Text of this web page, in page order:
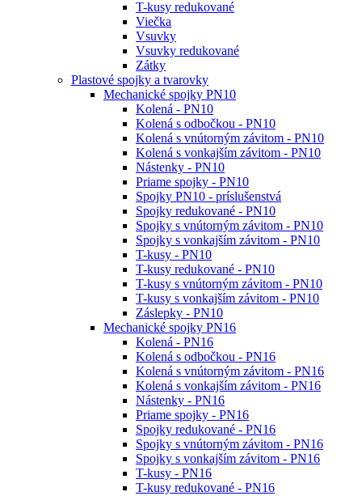
T-kusy redukované
Viečka
Vsuvky
Vsuvky redukované
Zátky
Plastové spojky a tvarovky
Mechanické spojky PN10
Kolená - PN10
Kolená s odbočkou - PN10
Kolená s vnútorným závitom - PN10
Kolená s vonkajším závitom - PN10
Nástenky - PN10
Priame spojky - PN10
Spojky PN10 - príslušenstvá
Spojky redukované - PN10
Spojky s vnútorným závitom - PN10
Spojky s vonkajším závitom - PN10
T-kusy - PN10
T-kusy redukované - PN10
T-kusy s vnútorným závitom - PN10
T-kusy s vonkajším závitom - PN10
Záslepky - PN10
Mechanické spojky PN16
Kolená - PN16
Kolená s odbočkou - PN16
Kolená s vnútorným závitom - PN16
Kolená s vonkajším závitom - PN16
Nástenky - PN16
Priame spojky - PN16
Spojky redukované - PN16
Spojky s vnútorným závitom - PN16
Spojky s vonkajším závitom - PN16
T-kusy - PN16
T-kusy redukované - PN16